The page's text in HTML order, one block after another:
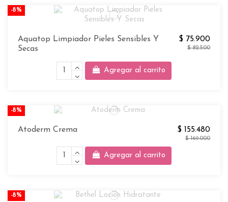
-8%
Aquatop Limpiador Pieles Sensibles Y
Secas
$ 75.900
$ 82.500
Agregar al carrito
-8%
Atoderm Crema $ 155.480
$ 169.000
Agregar al carrito
-8%